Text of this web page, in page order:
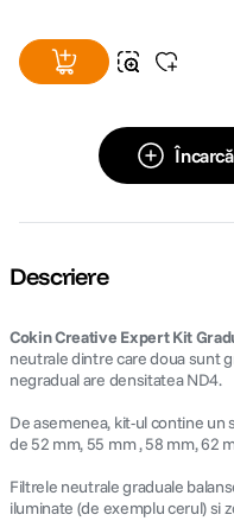
Descriere
Cokin Creative Expert Kit
neutrale dintre care doua sunt
negradual are densitatea ND4.
De asemenea, kit-ul contine un
de 52 mm, 55 mm , 58 mm, 62
Filtrele neutrale graduale
iluminate (de exemplu cerul) si